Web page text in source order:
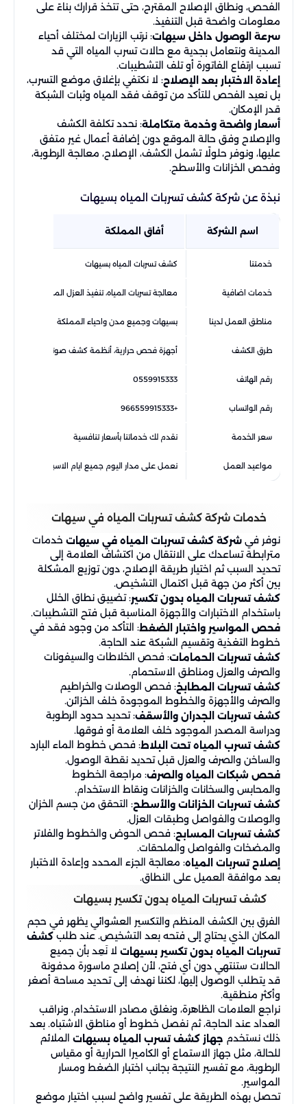
الفحص، ونطاق الإصلاح المقترح، حتى تتخذ قرارك بناءً على
معلومات واضحة قبل التنفيذ.
سرعة الوصول داخل سيهات: نرتب الزيارات لمختلف أحياء
المدينة ونتعامل بجدية مع حالات تسرب المياه التي قد
تسبب ارتفاع الفاتورة أو تلف التشطيبات.
إعادة الاختبار بعد الإصلاح: لا نكتفي بإغلاق موضع التسرب،
بل نعيد الفحص للتأكد من توقف فقد المياه وثبات الشبكة
قدر الإمكان.
أسعار واضحة وخدمة متكاملة: نحدد تكلفة الكشف
والإصلاح وفق حالة الموقع دون إضافة أعمال غير متفق
عليها، ونوفر حلولًا تشمل الكشف، الإصلاح، معالجة الرطوبة،
وفحص الخزانات والأسطح.
نبذة عن شركة كشف تسربات المياه بسيهات
اسم الشركة أفاق المملكة
خدمتنا كشف تسربات المياه بسيهات
خدمات اضافية معالجة تسربات المياه، تنفيذ العزل المائي للأسطح
مناطق العمل لدينا بسيهات وجميع مدن واحياء المملكة
طرق الكشف أجهزة فحص حرارية، أنظمة كشف صوتي
رقم الهاتف 0559915333
رقم الواتساب +966559915333
سعر الخدمة نقدم لك خدماتنا بأسعار تنافسية
مواعيد العمل نعمل على مدار اليوم جميع ايام الاسبوع
خدمات شركة كشف تسربات المياه في سيهات
نوفر في شركة كشف تسربات المياه في سيهات خدمات
مترابطة تساعدك على الانتقال من اكتشاف العلامة إلى
تحديد السبب ثم اختيار طريقة الإصلاح، دون توزيع المشكلة
بين أكثر من جهة قبل اكتمال التشخيص.
كشف تسربات المياه بدون تكسير: تضييق نطاق الخلل
باستخدام الاختبارات والأجهزة المناسبة قبل فتح التشطيبات.
فحص المواسير واختبار الضغط: التأكد من وجود فقد في
خطوط التغذية وتقسيم الشبكة عند الحاجة.
كشف تسربات الحمامات: فحص الخلاطات والسيفونات
والصرف والعزل ومناطق الاستحمام.
كشف تسربات المطابخ: فحص الوصلات والخراطيم
والصرف والأجهزة والخطوط الموجودة خلف الخزائن.
كشف تسربات الجدران والأسقف: تحديد حدود الرطوبة
ودراسة المصدر الموجود خلف العلامة أو فوقها.
كشف تسرب المياه تحت البلاط: فحص خطوط الماء البارد
والساخن والصرف والعزل قبل تحديد نقطة الوصول.
فحص شبكات المياه والصرف: مراجعة الخطوط
والمحابس والسخانات والخزانات ونقاط الاستخدام.
كشف تسربات الخزانات والأسطح: التحقق من جسم الخزان
والوصلات والفواصل وطبقات العزل.
كشف تسربات المسابح: فحص الحوض والخطوط والفلاتر
والمضخات والفواصل والملحقات.
إصلاح تسربات المياه: معالجة الجزء المحدد وإعادة الاختبار
بعد موافقة العميل على النطاق.
كشف تسربات المياه بدون تكسير بسيهات
الفرق بين الكشف المنظم والتكسير العشوائي يظهر في حجم
المكان الذي يحتاج إلى فتحه بعد التشخيص. عند طلب كشف
تسربات المياه بدون تكسير بسيهات لا نَعِد بأن جميع
الحالات ستنتهي دون أي فتح، لأن إصلاح ماسورة مدفونة
قد يتطلب الوصول إليها، لكننا نهدف إلى تحديد مساحة أصغر
وأكثر منطقية.
نراجع العلامات الظاهرة، ونغلق مصادر الاستخدام، ونراقب
العداد عند الحاجة، ثم نفصل خطوط أو مناطق الاشتباه. بعد
ذلك نستخدم جهاز كشف تسرب المياه بسيهات الملائم
للحالة، مثل جهاز الاستماع أو الكاميرا الحرارية أو مقياس
الرطوبة، مع تفسير النتيجة بجانب اختبار الضغط ومسار
المواسير.
تحصل بهذه الطريقة على تفسير واضح لسبب اختيار موضع